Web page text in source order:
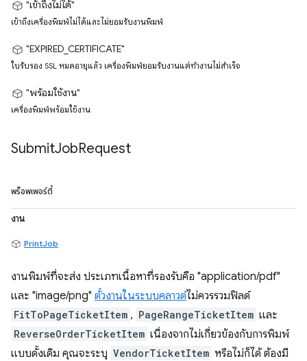
"เข้าถึงไม่ได้"
เข้าถึงเครื่องพิมพ์ไม่ได้และไม่ยอมรับงานพิมพ์
"EXPIRED_CERTIFICATE"
ใบรับรอง SSL หมดอายุแล้ว เครื่องพิมพ์ยอมรับงานแต่ทำงานไม่สำเร็จ
"พร้อมใช้งาน"
เครื่องพิมพ์พร้อมใช้งาน
SubmitJobRequest
พร็อพเพอร์ตี้
งาน
PrintJob
งานพิมพ์ที่จะส่ง ประเภทเนื้อหาที่รองรับคือ "application/pdf"
และ "image/png" ตั๋วงานในระบบคลาวด์ไม่ควรรวมฟิลด์
FitToPageTicketItem , PageRangeTicketItem และ
ReverseOrderTicketItem เนื่องจากไม่เกี่ยวข้องกับการพิมพ์
แบบดั้งเดิม คุณจะระบุ VendorTicketItem หรือไม่ก็ได้ ต้องมี